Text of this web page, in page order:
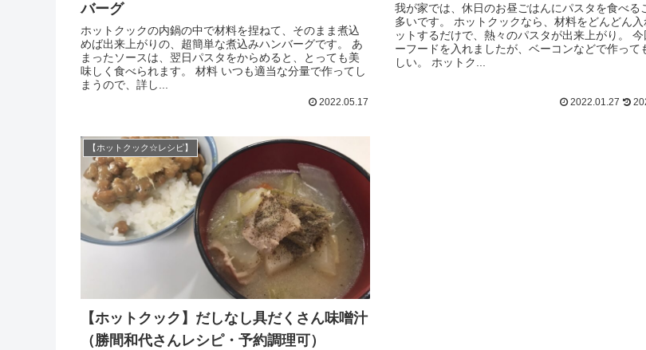
バーグ
ホットクックの内鍋の中で材料を捏ねて、そのまま煮込
めば出来上がりの、超簡単な煮込みハンバーグです。 あ
まったソースは、翌日パスタをからめると、とっても美
味しく食べられます。 材料 いつも適当な分量で作ってし
まうので、詳し...
2022.05.17
我が家では、休日のお昼ごはんにパスタを食べる
多いです。 ホットクックなら、材料をどんどん入
ットするだけで、熱々のパスタが出来上がり。 今
ーフードを入れましたが、ベーコンなどで作って
しい。 ホットク...
2022.01.27
【ホットクック☆レシピ】
【ホットクック】だしなし具だくさん味噌汁
（勝間和代さんレシピ・予約調理可）